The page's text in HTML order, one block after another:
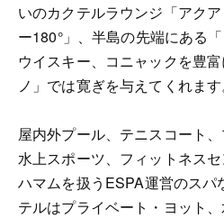
いのカクテルラウンジ「アク
ー180°」、半島の先端にある
ウイスキー、コニャックを豊
ノ」では寛ぎを与えてくれます
屋内外プール、テニスコート
水上スポーツ、フィットネス
ハマムを扱うESPA運営のスパ
テルはプライベート・ヨット